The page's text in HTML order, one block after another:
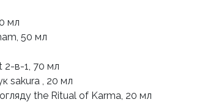
мл
50 мл
2-в-1, 70 мл
sakura , 20 мл
the Ritual of Karma, 20 мл